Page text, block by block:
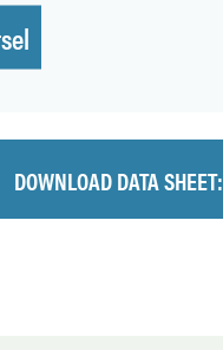
DOWNLOAD DATA SHEET: